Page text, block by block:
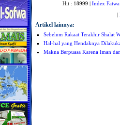
Hit : 18999 | Index Fatwa
|
Artikel lainnya:
Sebelum Rakaat Terakhir Shalat
Hal-hal yang Hendaknya
Makna Berpuasa Karena Iman